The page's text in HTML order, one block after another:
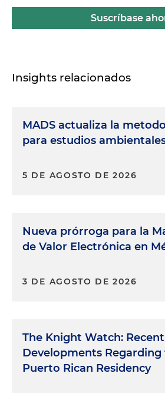
Suscríbase
Insights relacionados
MADS actualiza la
para estudios
5 DE AGOSTO DE 2026
Nueva prórroga para la
de Valor Electrónica en
3 DE AGOSTO DE 2026
The Knight Watch: Recent
Developments Regarding
Puerto Rican Residency